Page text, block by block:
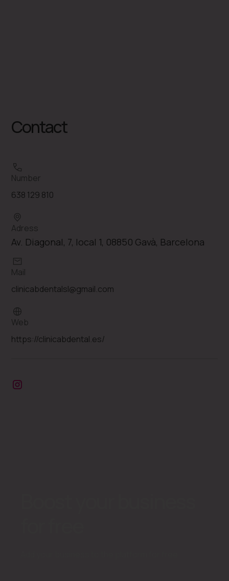
Contact
Number
638 129 810
Adress
Av. Diagonal, 7, local 1, 08850 Gavà, Barcelona
Mail
clinicabdentalsl@gmail.com
Web
https://clinicabdental.es/